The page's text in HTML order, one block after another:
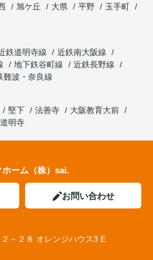
旭ケ丘 大県 平野
玉手町
鉄道明寺線
近鉄南大阪線
地下鉄谷町線
近鉄長野線
難波・奈良線
堅下 法善寺
大阪教育大前
道明寺
ホーム（株）sai.
お問い合わせ
－２８ オレンジハウス3 E